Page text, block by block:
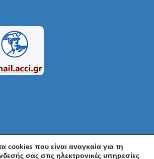
cookies που είναι αναγκαία για τη
σας στις ηλεκτρονικές υπηρεσίες